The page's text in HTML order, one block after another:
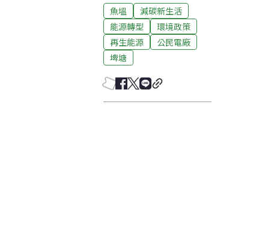
魚塭
減碳新生活
能源轉型
環境政策
再生能源
公民電廠
埤塘